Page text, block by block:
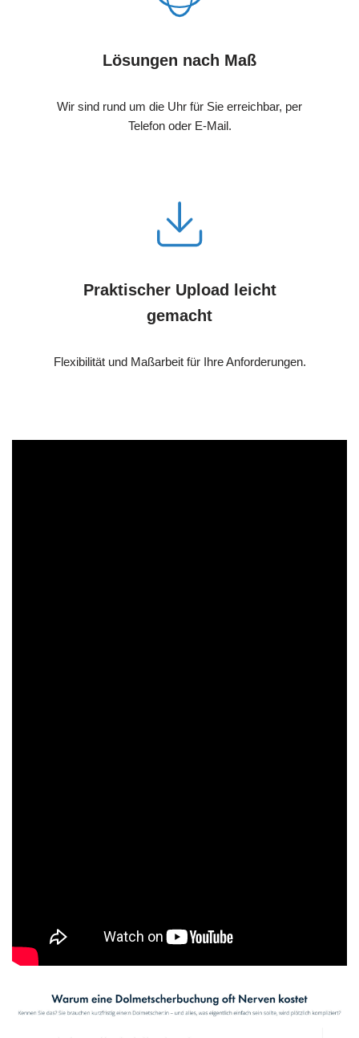
Lösungen nach Maß
Wir sind rund um die Uhr für Sie erreichbar, per
Telefon oder E-Mail.
Praktischer Upload leicht
gemacht
Flexibilität und Maßarbeit für Ihre Anforderungen.